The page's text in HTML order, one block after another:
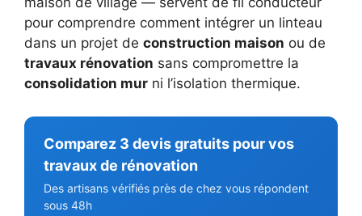
pour comprendre comment intégrer un linteau
dans un projet de construction maison ou de
travaux rénovation sans compromettre la
consolidation mur ni l’isolation thermique.
Comparez 3 devis gratuits pour vos
travaux de rénovation
Des artisans vérifiés près de chez vous répondent
sous 48h